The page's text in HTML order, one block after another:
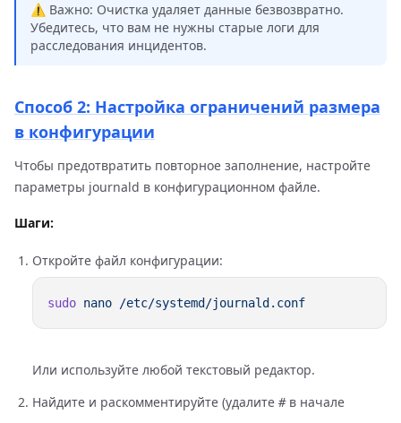
⚠️ Важно: Очистка удаляет данные безвозвратно.
Убедитесь, что вам не нужны старые логи для
расследования инцидентов.
Способ 2: Настройка ограничений размера
в конфигурации
Чтобы предотвратить повторное заполнение, настройте
параметры journald в конфигурационном файле.
Шаги:
Откройте файл конфигурации:
sudo nano
Или используйте любой текстовый редактор.
Найдите и раскомментируйте (удалите #в начале